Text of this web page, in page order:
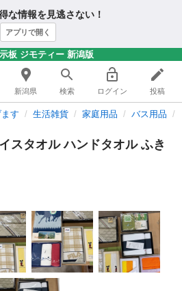
な情報を見逃さない！
アプリで開く
板 ジモティー 新潟版
新潟県 検索 ログイン 投稿
す 生活雑貨 家庭用品 バス用品
スタオル ハンドタオル ふき